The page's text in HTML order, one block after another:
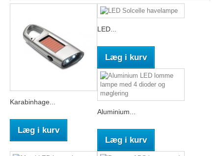
Karabinhage...
Læg i kurv
LED...
Læg i kurv
Aluminium...
Læg i kurv